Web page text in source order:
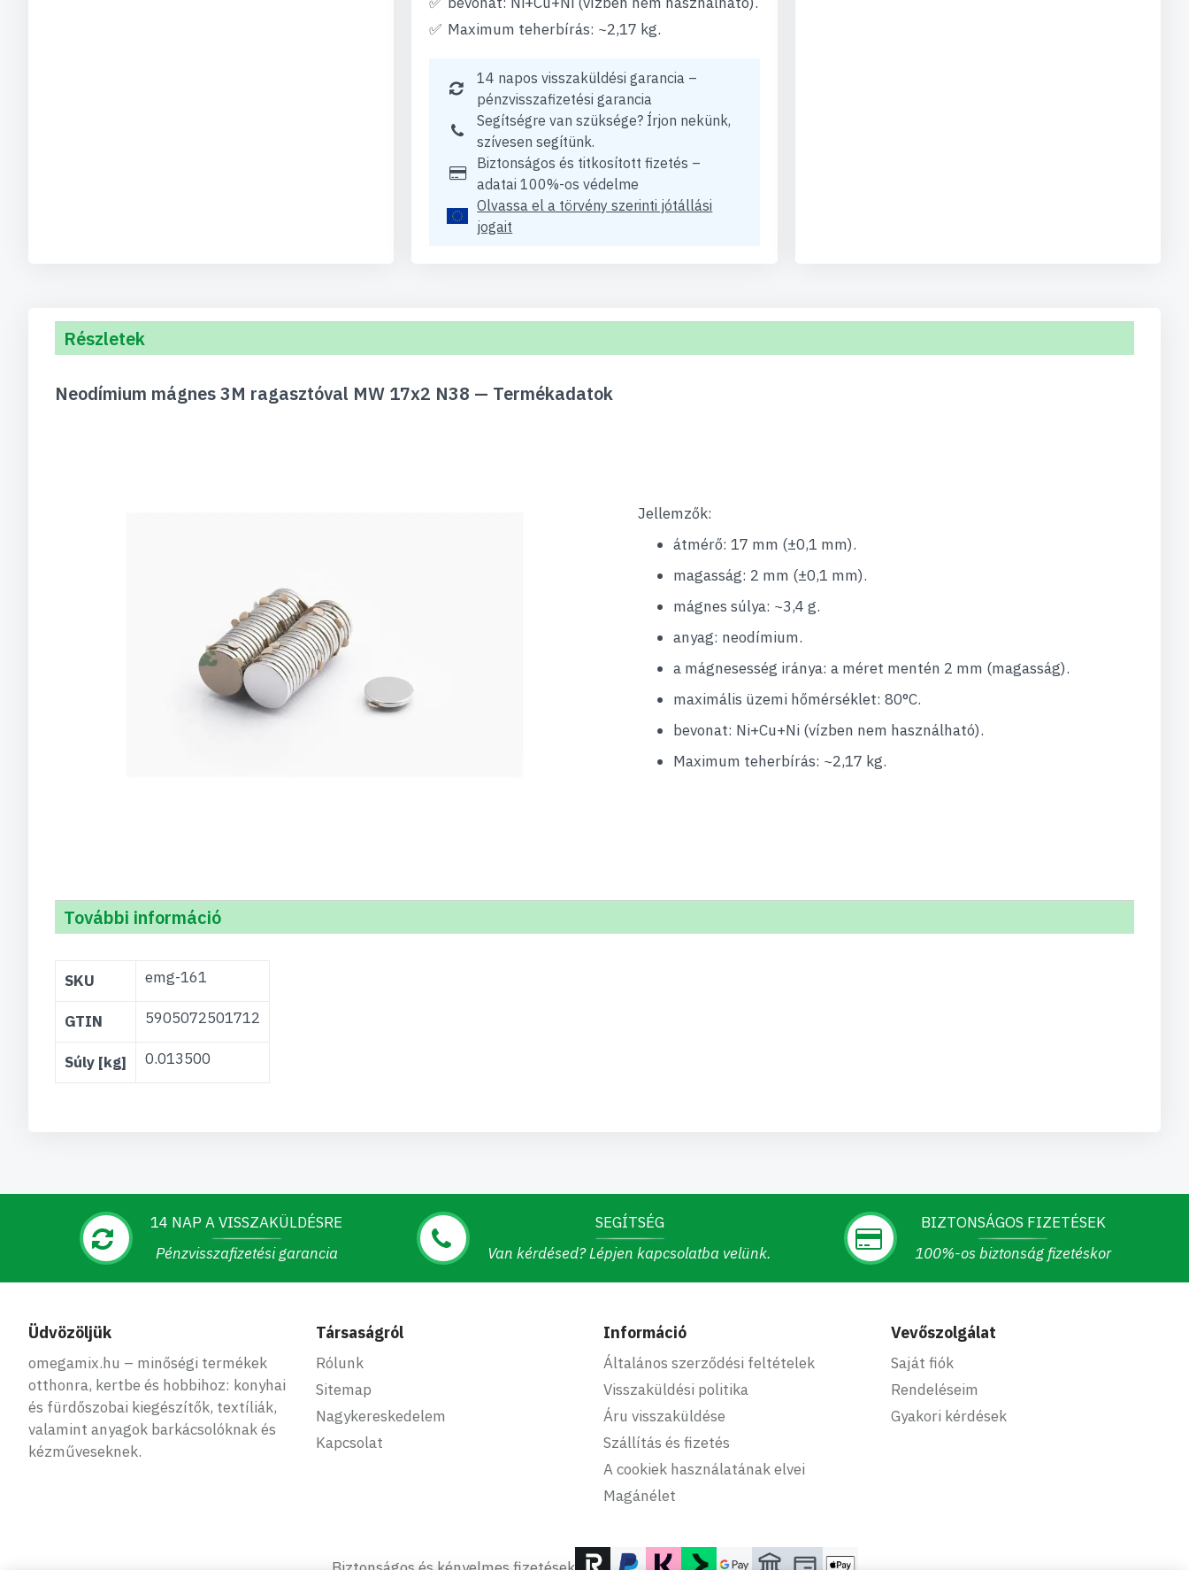
Maximum teherbírás: ~2,17 kg.
14 napos visszaküldési garancia –
pénzvisszafizetési garancia
Segítségre van szüksége? Írjon nekünk,
szívesen segítünk.
Biztonságos és titkosított fizetés –
adatai 100%-os védelme
Olvassa el a törvény szerinti jótállási
jogait
Részletek
Neodímium mágnes 3M ragasztóval MW 17x2 N38 — Termékadatok
Jellemzők:
átmérő: 17 mm (±0,1 mm).
magasság: 2 mm (±0,1 mm).
mágnes súlya: ~3,4 g.
anyag: neodímium.
a mágnesesség iránya: a méret mentén 2 mm (magasság).
maximális üzemi hőmérséklet: 80°C.
bevonat: Ni+Cu+Ni (vízben nem használható).
Maximum teherbírás: ~2,17 kg.
További információ
További
információ
SKU emg-161
GTIN 5905072501712
Súly [kg] 0.013500
14 NAP A VISSZAKÜLDÉSRE
Pénzvisszafizetési garancia
SEGÍTSÉG
Van kérdésed? Lépjen kapcsolatba velünk.
BIZTONSÁGOS FIZETÉSEK
100%-os biztonság fizetéskor
Üdvözöljük
omegamix.hu – minőségi termékek
otthonra, kertbe és hobbihoz: konyhai
és fürdőszobai kiegészítők, textíliák,
valamint anyagok barkácsolóknak és
kézműveseknek.
Társaságról
Rólunk
Sitemap
Nagykereskedelem
Kapcsolat
Információ
Általános szerződési feltételek
Visszaküldési politika
Áru visszaküldése
Szállítás és fizetés
A cookiek használatának elvei
Magánélet
Vevőszolgálat
Saját fiók
Rendeléseim
Gyakori kérdések
Biztonságos és kényelmes fizetések